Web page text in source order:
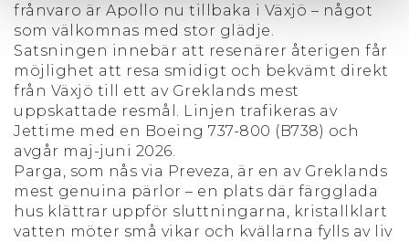
frånvaro är Apollo nu tillbaka i Växjö – något
som välkomnas med stor glädje.
Satsningen innebär att resenärer återigen får
möjlighet att resa smidigt och bekvämt direkt
från Växjö till ett av Greklands mest
uppskattade resmål. Linjen trafikeras av
Jettime med en Boeing 737-800 (B738) och
avgår maj-juni 2026.
Parga, som nås via Preveza, är en av Greklands
mest genuina pärlor – en plats där färgglada
hus klättrar uppför sluttningarna, kristallklart
vatten möter små vikar och kvällarna fylls av liv